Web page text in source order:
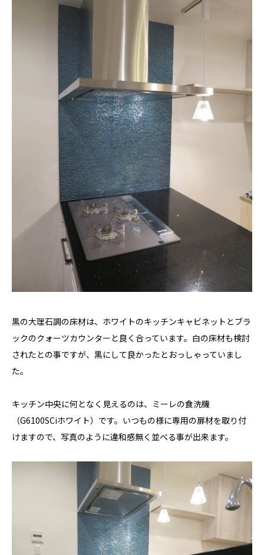
黒の大理石調の床材は、ホワイトのキッチンキャビネットとブラ
ックのクォーツカウンターと良く合っています。白の床材も検討
されたとの事ですが、黒にして良かったとおっしゃっていまし
た。
キッチン中央に何となく見えるのは、ミーレの食洗機
（G6100SCiホワイト）です。いつもの様に専用の扉材を取り付
けますので、写真のように違和感無く並べる事が出来ます。